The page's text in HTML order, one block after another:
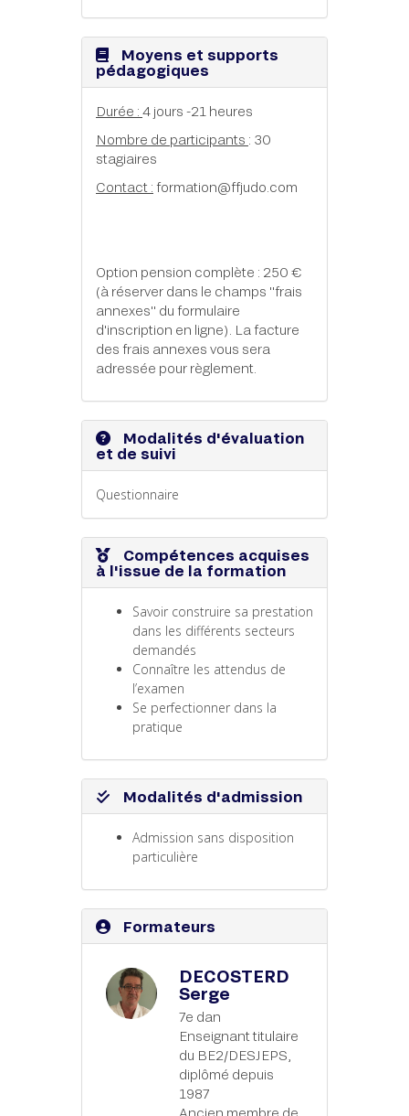
Moyens et supports
pédagogiques
Durée : 4 jours -21 heures
Nombre de participants : 30
stagiaires
Contact : formation@ffjudo.com
Option pension complète : 250 €
(à réserver dans le champs "frais
annexes" du formulaire
d'inscription en ligne). La facture
des frais annexes vous sera
adressée pour règlement.
Modalités d'évaluation
et de suivi
Questionnaire
Compétences acquises
à l'issue de la formation
Savoir construire sa prestation
dans les différents secteurs
demandés
Connaître les attendus de
l’examen
Se perfectionner dans la
pratique
Modalités d'admission
Admission sans disposition
particulière
Formateurs
DECOSTERD
Serge
7e dan
Enseignant titulaire
du BE2/DESJEPS,
diplômé depuis
1987
Ancien membre de